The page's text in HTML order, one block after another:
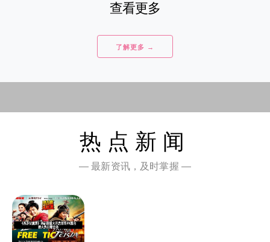
查看更多
了解更多 →
热点新闻
— 最新资讯，及时掌握 —